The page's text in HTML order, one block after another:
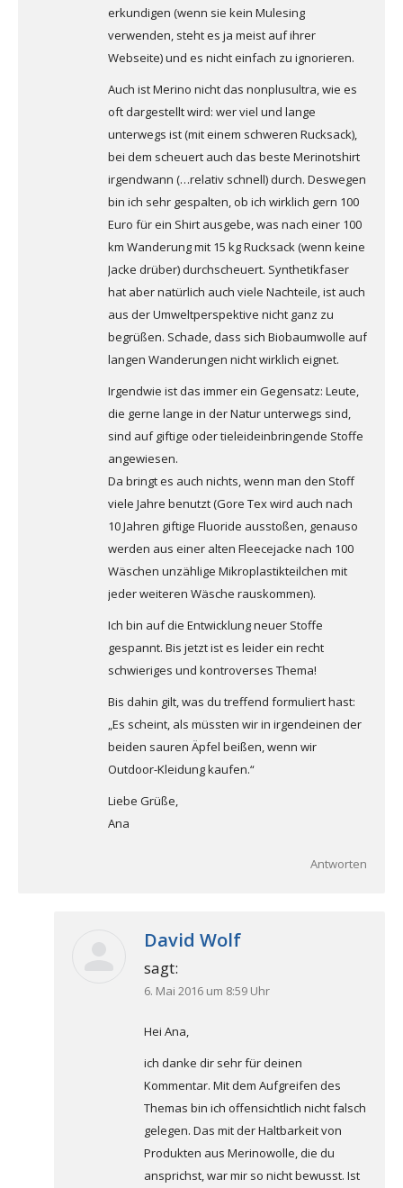
erkundigen (wenn sie kein Mulesing
verwenden, steht es ja meist auf ihrer
Webseite) und es nicht einfach zu ignorieren.
Auch ist Merino nicht das nonplusultra, wie es
oft dargestellt wird: wer viel und lange
unterwegs ist (mit einem schweren Rucksack),
bei dem scheuert auch das beste Merinotshirt
irgendwann (…relativ schnell) durch. Deswegen
bin ich sehr gespalten, ob ich wirklich gern 100
Euro für ein Shirt ausgebe, was nach einer 100
km Wanderung mit 15 kg Rucksack (wenn keine
Jacke drüber) durchscheuert. Synthetikfaser
hat aber natürlich auch viele Nachteile, ist auch
aus der Umweltperspektive nicht ganz zu
begrüßen. Schade, dass sich Biobaumwolle auf
langen Wanderungen nicht wirklich eignet.
Irgendwie ist das immer ein Gegensatz: Leute,
die gerne lange in der Natur unterwegs sind,
sind auf giftige oder tieleideinbringende Stoffe
angewiesen.
Da bringt es auch nichts, wenn man den Stoff
viele Jahre benutzt (Gore Tex wird auch nach
10 Jahren giftige Fluoride ausstoßen, genauso
werden aus einer alten Fleecejacke nach 100
Wäschen unzählige Mikroplastikteilchen mit
jeder weiteren Wäsche rauskommen).
Ich bin auf die Entwicklung neuer Stoffe
gespannt. Bis jetzt ist es leider ein recht
schwieriges und kontroverses Thema!
Bis dahin gilt, was du treffend formuliert hast:
„Es scheint, als müssten wir in irgendeinen der
beiden sauren Äpfel beißen, wenn wir
Outdoor-Kleidung kaufen.“
Liebe Grüße,
Ana
Antworten
David Wolf
sagt:
6. Mai 2016 um 8:59 Uhr
Hei Ana,
ich danke dir sehr für deinen
Kommentar. Mit dem Aufgreifen des
Themas bin ich offensichtlich nicht falsch
gelegen. Das mit der Haltbarkeit von
Produkten aus Merinowolle, die du
ansprichst, war mir so nicht bewusst. Ist